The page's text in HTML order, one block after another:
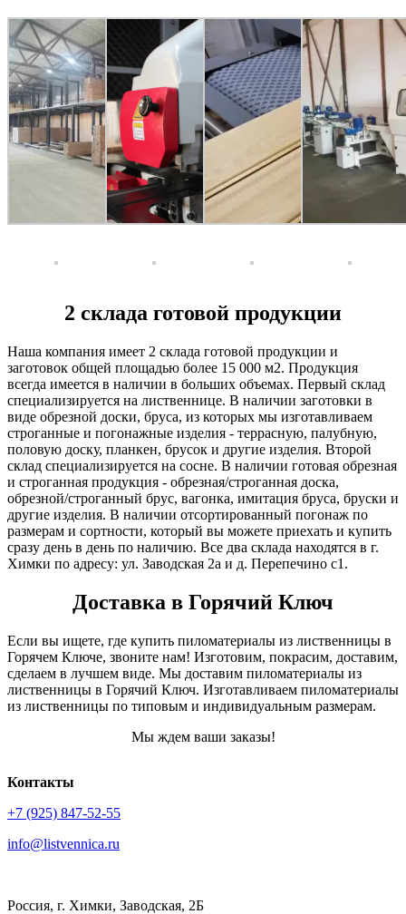
2 склада готовой продукции
Наша компания имеет 2 склада готовой продукции и
заготовок общей площадью более 15 000 м2. Продукция
всегда имеется в наличии в больших объемах. Первый склад
специализируется на лиственнице. В наличии заготовки в
виде обрезной доски, бруса, из которых мы изготавливаем
строганные и погонажные изделия - террасную, палубную,
половую доску, планкен, брусок и другие изделия. Второй
склад специализируется на сосне. В наличии готовая обрезная
и строганная продукция - обрезная/строганная доска,
обрезной/строганный брус, вагонка, имитация бруса, бруски и
другие изделия. В наличии отсортированный погонаж по
размерам и сортности, который вы можете приехать и купить
сразу день в день по наличию. Все два склада находятся в г.
Химки по адресу: ул. Заводская 2а и д. Перепечино с1.
Доставка в Горячий Ключ
Если вы ищете, где купить пиломатериалы из лиственницы в
Горячем Ключе, звоните нам! Изготовим, покрасим, доставим,
сделаем в лучшем виде. Мы доставим пиломатериалы из
лиственницы в Горячий Ключ. Изготавливаем пиломатериалы
из лиственницы по типовым и индивидуальным размерам.
Мы ждем ваши заказы!
Контакты
+7 (925) 847-52-55
info@listvennica.ru
Россия, г. Химки, Заводская, 2Б